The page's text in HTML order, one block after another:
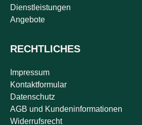
Dienstleistungen
Angebote
RECHTLICHES
Impressum
Kontaktformular
Datenschutz
AGB und Kundeninformationen
Widerrufsrecht